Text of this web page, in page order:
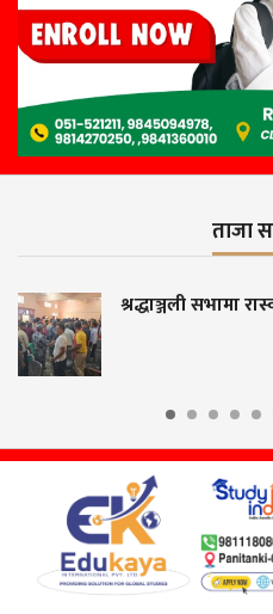
ताजा
सांसदको अभिव्यक्तिले विवाद